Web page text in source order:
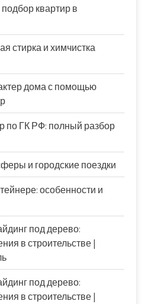
квартир в
стирка и химчистка
дома с помощью
по ГК РФ: полный разбор
и городские поездки
особенности и
под дерево:
в строительстве |
под дерево:
в строительстве |